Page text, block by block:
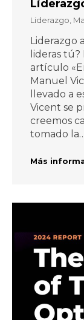
Liderazgo
Liderazgo
lideras tú?
artículo
Manuel
llevado a
Vicent se
creemos
tomado
Más